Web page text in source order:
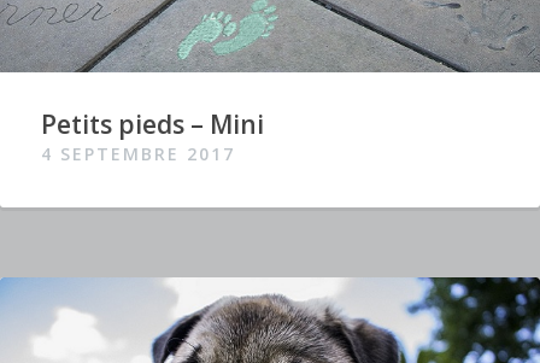
Petits pieds – Mini
4 SEPTEMBRE 2017